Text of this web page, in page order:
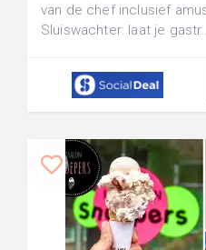
van de chef inclusief
Sluiswachter: laat je